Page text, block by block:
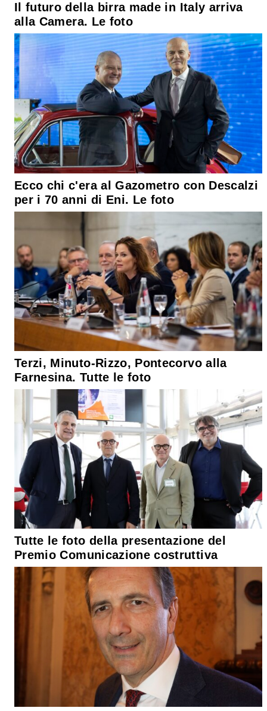
Il futuro della birra made in Italy arriva
alla Camera. Le foto
Ecco chi c'era al Gazometro con Descalzi
per i 70 anni di Eni. Le foto
Terzi, Minuto-Rizzo, Pontecorvo alla
Farnesina. Tutte le foto
Tutte le foto della presentazione del
Premio Comunicazione costruttiva